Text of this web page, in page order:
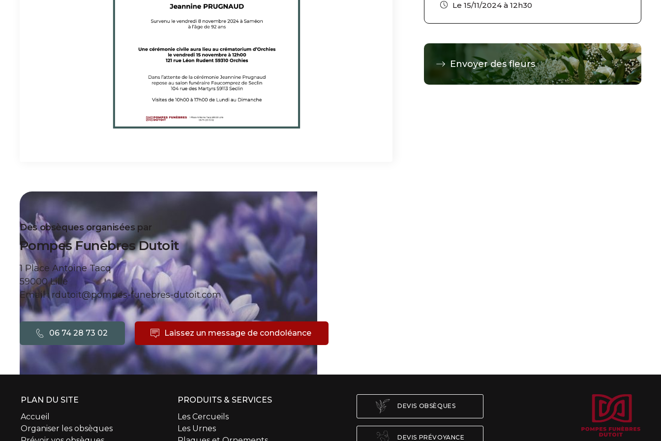
Le 15/11/2024 à 12h30
Envoyer des fleurs
Des obsèques organisées par
Pompes Funèbres Dutoit
1 Place Antoine Tacq
59000 Lille
Email : rdutoit@pompes-funebres-dutoit.com
06 74 28 73 02 Laissez un message de condoléance
PLAN DU SITE
Accueil
Organiser les obsèques
PRODUITS & SERVICES
Les Cercueils
Les Urnes
DEVIS OBSÈQUES
DEVIS PRÉVOYANCE